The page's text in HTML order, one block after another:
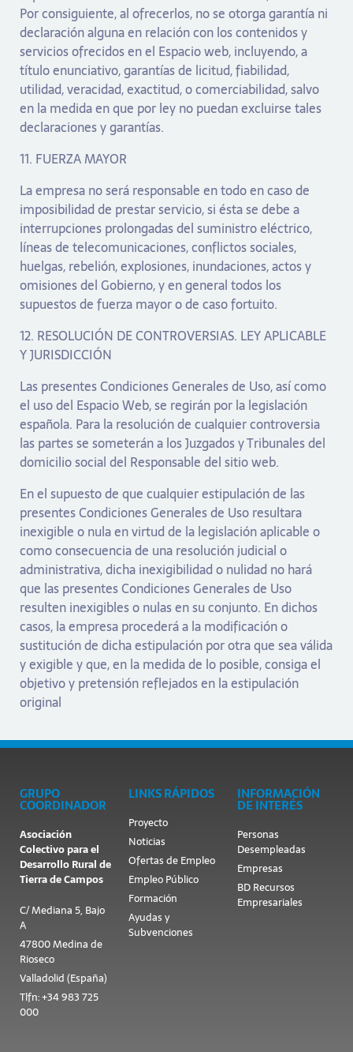
Por consiguiente, al ofrecerlos, no se otorga garantía ni
declaración alguna en relación con los contenidos y
servicios ofrecidos en el Espacio web, incluyendo, a
título enunciativo, garantías de licitud, fiabilidad,
utilidad, veracidad, exactitud, o comerciabilidad, salvo
en la medida en que por ley no puedan excluirse tales
declaraciones y garantías.
11. FUERZA MAYOR
La empresa no será responsable en todo en caso de
imposibilidad de prestar servicio, si ésta se debe a
interrupciones prolongadas del suministro eléctrico,
líneas de telecomunicaciones, conflictos sociales,
huelgas, rebelión, explosiones, inundaciones, actos y
omisiones del Gobierno, y en general todos los
supuestos de fuerza mayor o de caso fortuito.
12. RESOLUCIÓN DE CONTROVERSIAS. LEY APLICABLE
Y JURISDICCIÓN
Las presentes Condiciones Generales de Uso, así como
el uso del Espacio Web, se regirán por la legislación
española. Para la resolución de cualquier controversia
las partes se someterán a los Juzgados y Tribunales del
domicilio social del Responsable del sitio web.
En el supuesto de que cualquier estipulación de las
presentes Condiciones Generales de Uso resultara
inexigible o nula en virtud de la legislación aplicable o
como consecuencia de una resolución judicial o
administrativa, dicha inexigibilidad o nulidad no hará
que las presentes Condiciones Generales de Uso
resulten inexigibles o nulas en su conjunto. En dichos
casos, la empresa procederá a la modificación o
sustitución de dicha estipulación por otra que sea válida
y exigible y que, en la medida de lo posible, consiga el
objetivo y pretensión reflejados en la estipulación
original
GRUPO
COORDINADOR
Asociación
Colectivo para el
Desarrollo Rural de
Tierra de Campos
C/ Mediana 5, Bajo
A
47800 Medina de
Rioseco
Valladolid (España)
Tlfn: +34 983 725
000
LINKS RÁPIDOS
Proyecto
Noticias
Ofertas de Empleo
Empleo Público
Formación
Ayudas y
Subvenciones
INFORMACIÓN
DE INTERÉS
Personas
Desempleadas
Empresas
BD Recursos
Empresariales